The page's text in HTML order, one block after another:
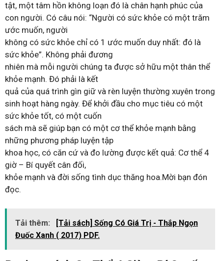
tật, một tâm hồn không loạn đó là chân hạnh phúc của
con người. Có câu nói: “Người có sức khỏe có một trăm
ước muốn, người
không có sức khỏe chỉ có 1 ước muốn duy nhất: đó là
sức khỏe”. Không phải đương
nhiên mà mỗi người chúng ta được sở hữu một thân thể
khỏe mạnh. Đó phải là kết
quả của quá trình gìn giữ và rèn luyện thường xuyên trong
sinh hoạt hàng ngày. Để khởi đầu cho mục tiêu có một
sức khỏe tốt, có một cuốn
sách mà sẽ giúp bạn có một cơ thể khỏe mạnh bằng
những phương pháp luyện tập
khoa học, có căn cứ và đo lường được kết quả: Cơ thể 4
giờ – Bí quyết cân đối,
khỏe mạnh và đời sống tình dục thăng hoa.Mời bạn đón
đọc.
Tải thêm:
[Tải sách] Sống Có Giá Trị - Thắp Ngọn
Đuốc Xanh ( 2017) PDF.